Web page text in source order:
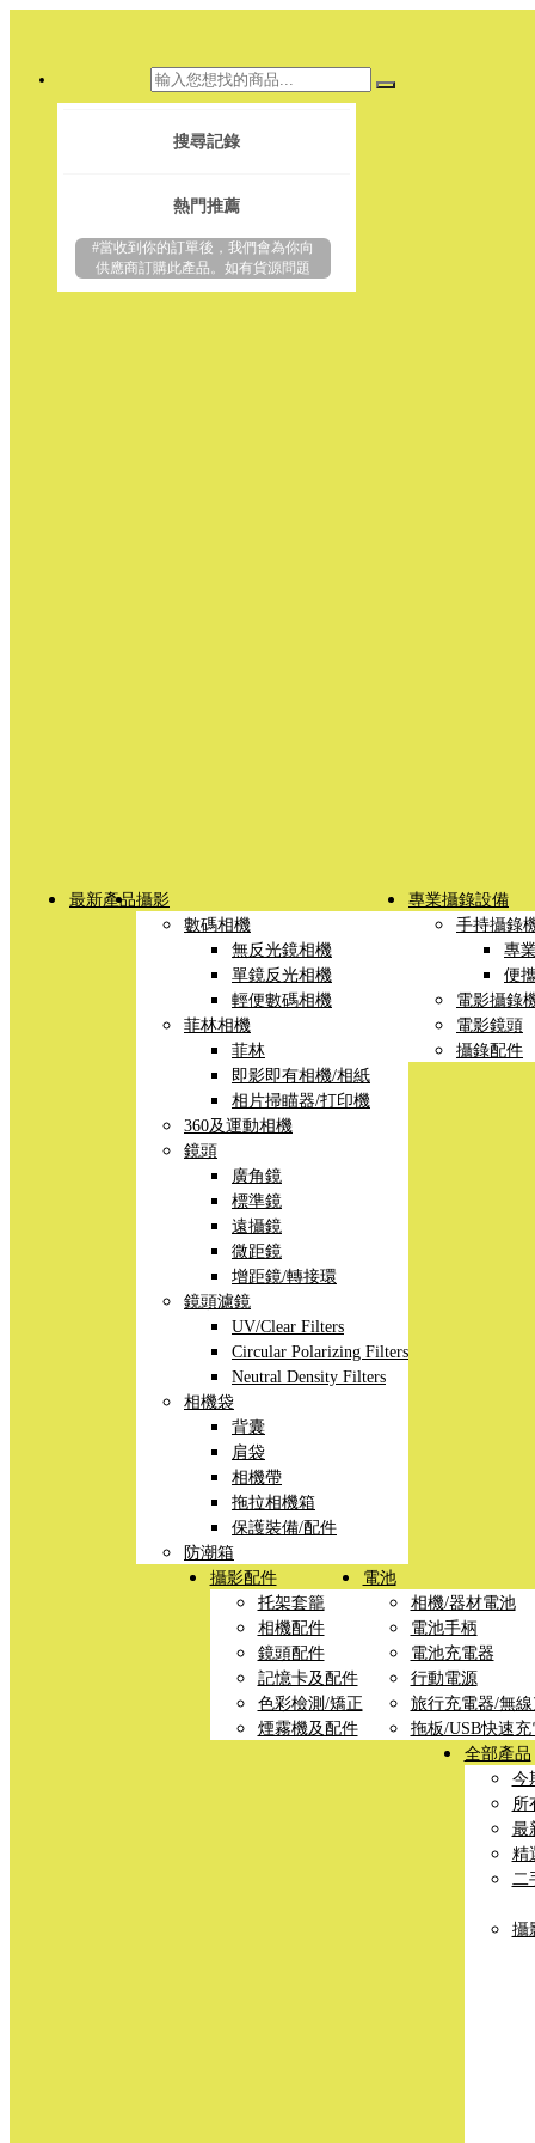
搜尋記錄
熱門推薦
#當收到你的訂單後，我們會為你向
供應商訂購此產品。如有貨源問題
最新產品攝影
數碼相機
無反光鏡相機
單鏡反光相機
輕便數碼相機
菲林相機
菲林
即影即有相機/相紙
相片掃瞄器/打印機
360及運動相機
鏡頭
廣角鏡
標準鏡
遠攝鏡
微距鏡
增距鏡/轉接環
鏡頭濾鏡
UV/Clear Filters
Circular Polarizing Filters
Neutral Density Filters
相機袋
背囊
肩袋
相機帶
拖拉相機箱
保護裝備/配件
防潮箱
專業攝錄設備
手持攝錄
專
便
電影攝錄
電影鏡頭
攝錄配件
攝影配件
托架套籠
相機配件
鏡頭配件
記憶卡及配件
色彩檢測/矯正
煙霧機及配件
電池
相機/器材電池
電池手柄
電池充電器
行動電源
旅行充電器/無
拖板/USB快速充
全部產品
今
所
最
精
二
攝